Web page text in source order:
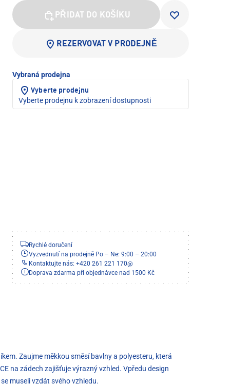
PŘIDAT DO KOŠÍKU
REZERVOVAT V PRODEJNĚ
Vybraná prodejna
Vyberte prodejnu
Vyberte prodejnu k zobrazení dostupnosti
Rychlé doručení
Vyzvednutí na prodejně Po – Ne: 9:00 – 20:00
Kontaktujte nás: +420 261 221 170@
Doprava zdarma při objednávce nad 1500 Kč
Zaujme měkkou směsí bavlny a polyesteru, která
na zádech zajišťuje výrazný vzhled. Vpředu design
museli vzdát svého vzhledu.